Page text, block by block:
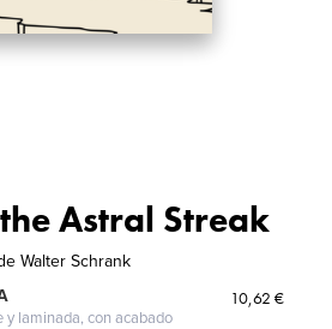
Astral Streak
Walter Schrank
y laminada, con acabado
10,62 €